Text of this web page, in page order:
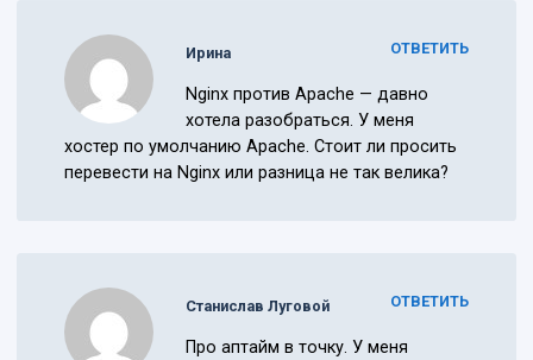
ОТВЕТИТЬ
Ирина
Nginx против Apache — давно
хотела разобраться. У меня
хостер по умолчанию Apache. Стоит ли просить
перевести на Nginx или разница не так велика?
ОТВЕТИТЬ
Станислав Луговой
Про аптайм в точку. У меня